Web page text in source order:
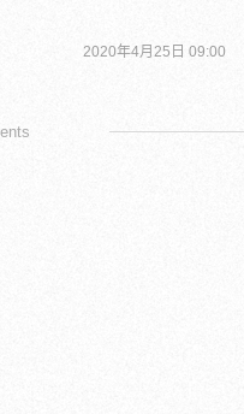
2020年4月25日 09:00